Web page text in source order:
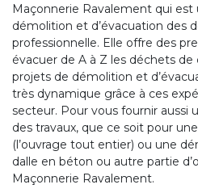
Maçonnerie Ravalement qui est
démolition et d’évacuation des
professionnelle. Elle offre des
évacuer de A à Z les déchets
projets de démolition et
très dynamique grâce à ces
secteur. Pour vous fournir aussi
des travaux, que ce soit pour
(l’ouvrage tout entier) ou une
dalle en béton ou autre partie
Maçonnerie Ravalement.